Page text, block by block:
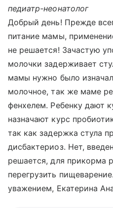
педиатр-неонатолог
Добрый день! Прежде
питание мамы,
не решается! Зачастую
молочки задерживает
мамы нужно было
молочное, так же маме
фенхелем. Ребенку дают
назначают курс
так как задержка стула
дисбактериоз. Нет,
решается, для прикорма
перегрузить
уважением, Екатерина